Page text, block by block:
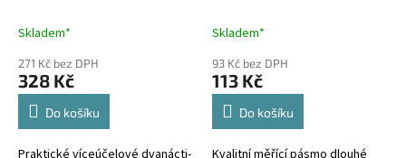
Skladem*
271 Kč bez DPH
328 Kč
Do košíku
Skladem*
93 Kč bez DPH
113 Kč
Do košíku